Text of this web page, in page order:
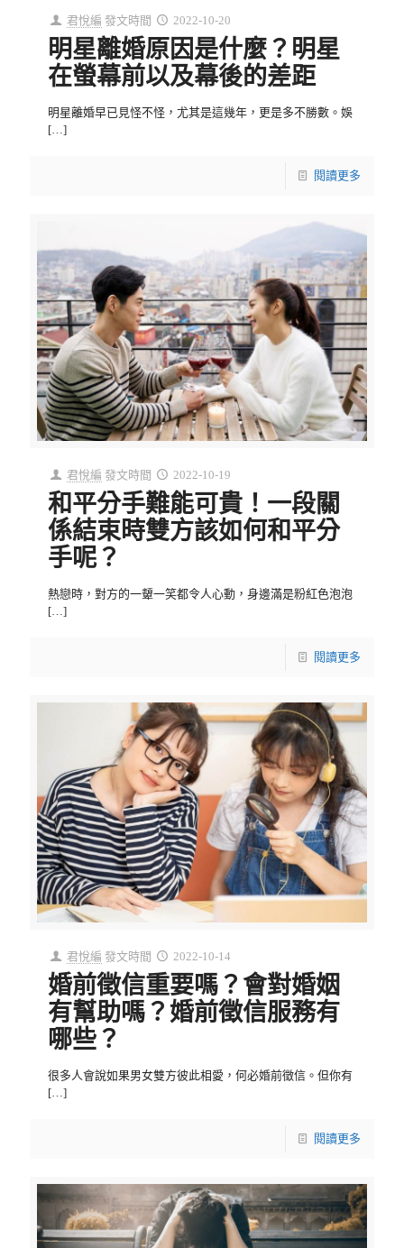
君悅編 發文時間 2022-10-20
明星離婚原因是什麼？明星
在螢幕前以及幕後的差距
明星離婚早已見怪不怪，尤其是這幾年，更是多不勝數。娛
[…]
閱讀更多
君悅編 發文時間 2022-10-19
和平分手難能可貴！一段關
係結束時雙方該如何和平分
手呢？
熱戀時，對方的一顰一笑都令人心動，身邊滿是粉紅色泡泡
[…]
閱讀更多
君悅編 發文時間 2022-10-14
婚前徵信重要嗎？會對婚姻
有幫助嗎？婚前徵信服務有
哪些？
很多人會說如果男女雙方彼此相愛，何必婚前徵信。但你有
[…]
閱讀更多